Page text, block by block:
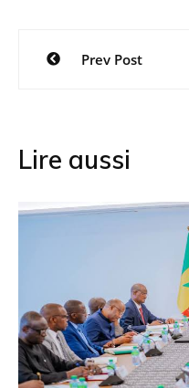
Navigation
Prev Post
Lire aussi